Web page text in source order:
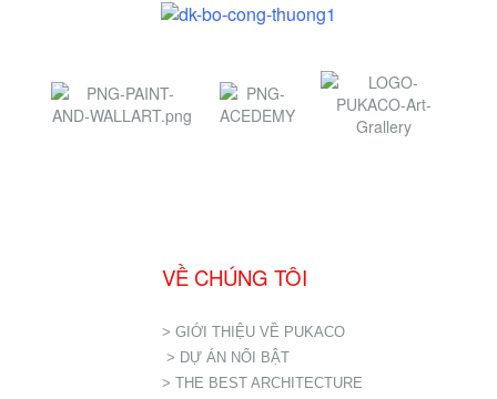
VỀ CHÚNG TÔI
> GIỚI THIỆU VỀ PUKACO
> DỰ ÁN NỔI BẬT
> THE BEST ARCHITECTURE